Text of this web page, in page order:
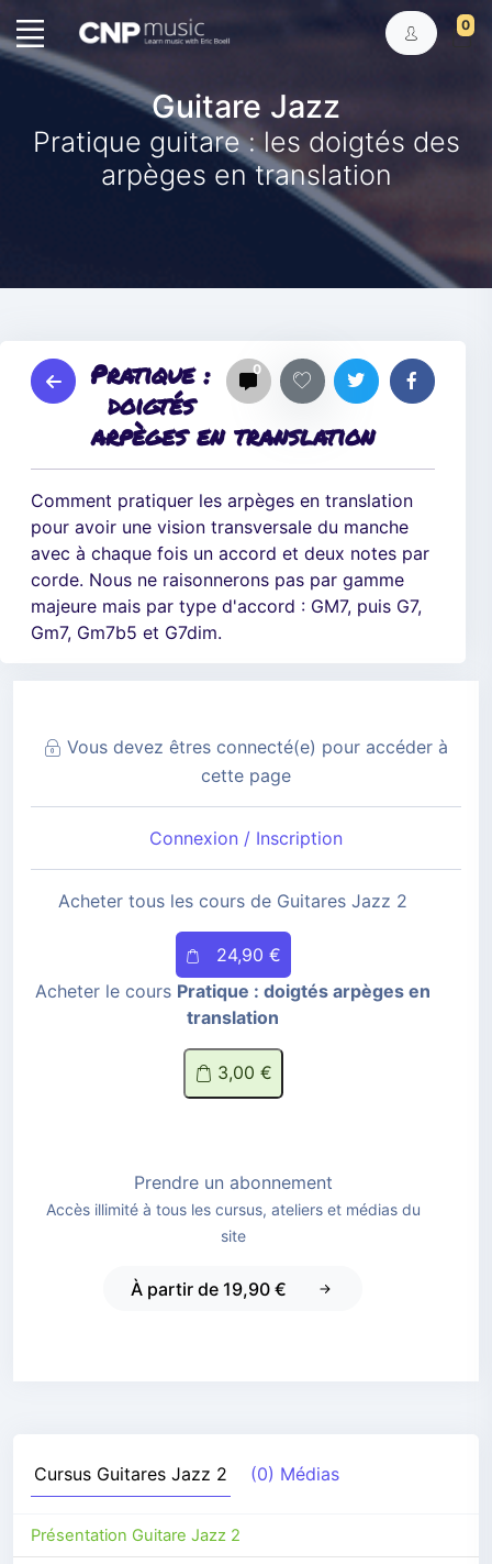
0
Guitare Jazz
Pratique guitare : les doigtés des
arpèges en translation
0
Pratique :
doigtés
arpèges en translation
Comment pratiquer les arpèges en translation
pour avoir une vision transversale du manche
avec à chaque fois un accord et deux notes par
corde. Nous ne raisonnerons pas par gamme
majeure mais par type d'accord : GM7, puis G7,
Gm7, Gm7b5 et G7dim.
Vous devez êtres connecté(e) pour accéder à
cette page
Connexion / Inscription
Acheter tous les cours de Guitares Jazz 2
24,90 €
Acheter le cours Pratique : doigtés arpèges en
translation
3,00 €
Prendre un abonnement
Accès illimité à tous les cursus, ateliers et médias du
site
À partir de 19,90 €
Cursus Guitares Jazz 2 (0) Médias
Présentation Guitare Jazz 2